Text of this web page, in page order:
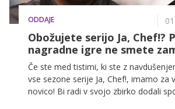
ODDAJE
Obožujete serijo Ja, Chef!?
nagradne igre ne smete
Če ste med tistimi, ki ste z
vse sezone serije Ja, Chef!, imamo za
novico! Bi radi v svojo zbirko dodali